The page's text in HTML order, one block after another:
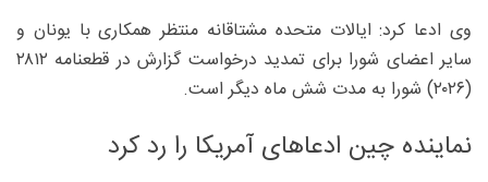
وی ادعا کرد: ایالات متحده مشتاقانه منتظر همکاری با یونان و
سایر اعضای شورا برای تمدید درخواست گزارش در قطعنامه ۲۸۱۲
(۲۰۲۶) شورا به مدت شش ماه دیگر است.
نماینده چین ادعاهای آمریکا را رد کرد